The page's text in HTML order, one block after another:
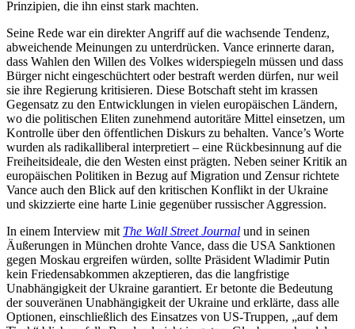
Prinzipien, die ihn einst stark machten.
Seine Rede war ein direkter Angriff auf die wachsende Tendenz,
abweichende Meinungen zu unterdrücken. Vance erinnerte daran,
dass Wahlen den Willen des Volkes widerspiegeln müssen und dass
Bürger nicht eingeschüchtert oder bestraft werden dürfen, nur weil
sie ihre Regierung kritisieren. Diese Botschaft steht im krassen
Gegensatz zu den Entwicklungen in vielen europäischen Ländern,
wo die politischen Eliten zunehmend autoritäre Mittel einsetzen, um
Kontrolle über den öffentlichen Diskurs zu behalten. Vance’s Worte
wurden als radikalliberal interpretiert – eine Rückbesinnung auf die
Freiheitsideale, die den Westen einst prägten. Neben seiner Kritik an
europäischen Politiken in Bezug auf Migration und Zensur richtete
Vance auch den Blick auf den kritischen Konflikt in der Ukraine
und skizzierte eine harte Linie gegenüber russischer Aggression.
In einem Interview mit The Wall Street Journal und in seinen
Äußerungen in München drohte Vance, dass die USA Sanktionen
gegen Moskau ergreifen würden, sollte Präsident Wladimir Putin
kein Friedensabkommen akzeptieren, das die langfristige
Unabhängigkeit der Ukraine garantiert. Er betonte die Bedeutung
der souveränen Unabhängigkeit der Ukraine und erklärte, dass alle
Optionen, einschließlich des Einsatzes von US-Truppen, „auf dem